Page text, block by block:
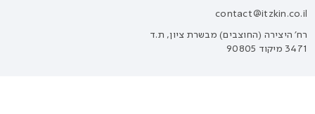
רח׳ היצירה (החוצבים) מבשרת ציון, ת.ד
3471 מיקוד 90805
contact@itzkin.co.il